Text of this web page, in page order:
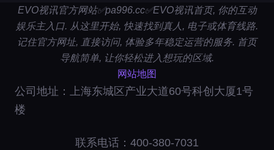
EVO视讯官方网站✅pa996.cc✅EVO视讯首页, 你的互动
娱乐主入口. 从这里开始, 快速找到真人, 电子或体育线路.
记住官方网址, 直接访问, 体验多年稳定运营的服务. 首页
导航简单, 让你轻松进入想玩的区域.
网站地图
公司地址：上海东城区产业大道60号科创大厦1号
楼
联系电话：400-380-7031